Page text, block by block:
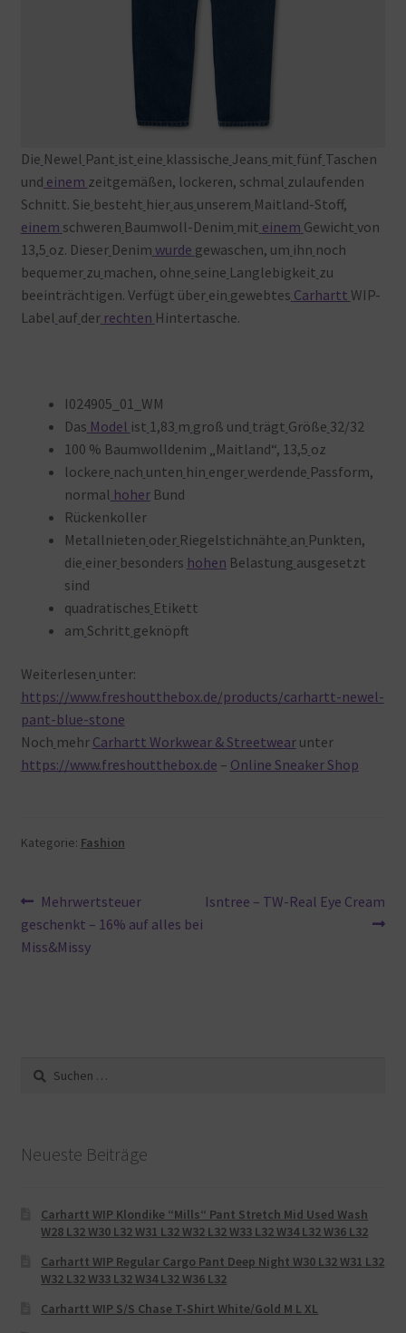
Die Newel Pant ist eine klassische Jeans mit fünf Taschen
und einem zeitgemäßen, lockeren, schmal zulaufenden
Schnitt. Sie besteht hier aus unserem Maitland-Stoff,
einem schweren Baumwoll-Denim mit einem Gewicht von
13,5 oz. Dieser Denim wurde gewaschen, um ihn noch
bequemer zu machen, ohne seine Langlebigkeit zu
beeinträchtigen. Verfügt über ein gewebtes Carhartt WIP-
Label auf der rechten Hintertasche.
I024905_01_WM
Das Model ist 1,83 m groß und trägt Größe 32/32
100 % Baumwolldenim „Maitland“, 13,5 oz
lockere nach unten hin enger werdende Passform,
normal hoherBund
Rückenkoller
Metallnieten oder Riegelstichnähte an Punkten,
die einer besonders hohen Belastung ausgesetzt
sind
quadratisches Etikett
am Schritt geknöpft
Weiterlesen unter:
https://www.freshoutthebox.de/products/carhartt-newel-
pant-blue-stone
Noch mehr Carhartt Workwear & Streetwearunter
https://www.freshoutthebox.de – Online Sneaker Shop
Kategorie: Fashion
Beitragsnavigation
Vorheriger
Beitrag:
Mehrwertsteuer
geschenkt – 16% auf alles bei
Miss&Missy
Nächster
Isntree – TW-Real Eye Cream
Suche
nach:
Neueste Beiträge
Carhartt WIP Klondike “Mills“ Pant Stretch Mid Used Wash
W28 L32 W30 L32 W31 L32 W32 L32 W33 L32 W34 L32 W36 L32
Carhartt WIP Regular Cargo Pant Deep Night W30 L32 W31 L32
W32 L32 W33 L32 W34 L32 W36 L32
Carhartt WIP S/S Chase T-Shirt White/Gold M L XL